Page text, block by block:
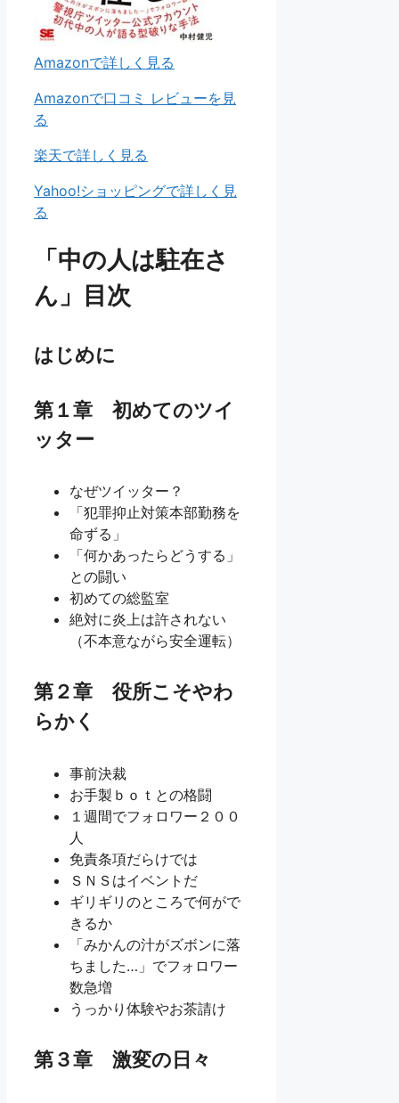
Amazonで詳しく見る
Amazonで口コミ レビューを見
る
楽天で詳しく見る
Yahoo!ショッピングで詳しく見
る
「中の人は駐在さ
ん」目次
はじめに
第１章 初めてのツイ
ッター
なぜツイッター？
「犯罪抑止対策本部勤務を
命ずる」
「何かあったらどうする」
との闘い
初めての総監室
絶対に炎上は許されない
（不本意ながら安全運転）
第２章 役所こそやわ
らかく
事前決裁
お手製ｂｏｔとの格闘
１週間でフォロワー２００
人
免責条項だらけでは
ＳＮＳはイベントだ
ギリギリのところで何がで
きるか
「みかんの汁がズボンに落
ちました…」でフォロワー
数急増
うっかり体験やお茶請け
第３章 激変の日々